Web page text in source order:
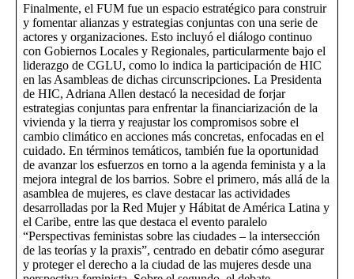
Finalmente, el FUM fue un espacio estratégico para construir
y fomentar alianzas y estrategias conjuntas con una serie de
actores y organizaciones. Esto incluyó el diálogo continuo
con Gobiernos Locales y Regionales, particularmente bajo el
liderazgo de CGLU, como lo indica la participación de HIC
en las Asambleas de dichas circunscripciones. La Presidenta
de HIC, Adriana Allen destacó la necesidad de forjar
estrategias conjuntas para enfrentar la financiarización de la
vivienda y la tierra y reajustar los compromisos sobre el
cambio climático en acciones más concretas, enfocadas en el
cuidado. En términos temáticos, también fue la oportunidad
de avanzar los esfuerzos en torno a la agenda feminista y a la
mejora integral de los barrios. Sobre el primero, más allá de la
asamblea de mujeres, es clave destacar las actividades
desarrolladas por la Red Mujer y Hábitat de América Latina y
el Caribe, entre las que destaca el evento paralelo
“Perspectivas feministas sobre las ciudades – la intersección
de las teorías y la praxis”, centrado en debatir cómo asegurar
y proteger el derecho a la ciudad de las mujeres desde una